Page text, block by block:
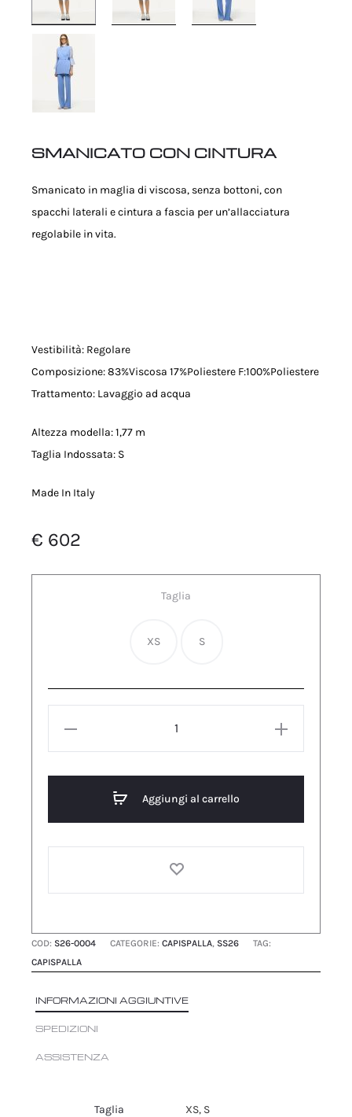
SMANICATO CON CINTURA
Smanicato in maglia di viscosa, senza bottoni, con
spacchi laterali e cintura a fascia per un’allacciatura
regolabile in vita.
Vestibilità: Regolare
Composizione: 83%Viscosa 17%Poliestere F:100%Poliestere
Trattamento: Lavaggio ad acqua
Altezza modella: 1,77 m
Taglia Indossata: S
Made In Italy
€ 602
Taglia
XS S
Aggiungi al carrello
COD: S26-0004 CATEGORIE: CAPISPALLA, SS26
TAG:
CAPISPALLA
INFORMAZIONI AGGIUNTIVE
SPEDIZIONI
ASSISTENZA
Taglia XS, S